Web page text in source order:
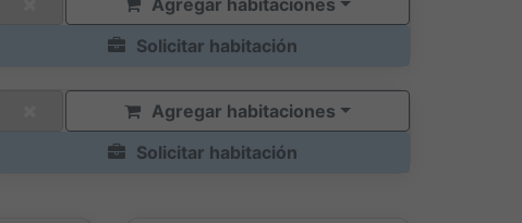
Agregar habitaciones
Solicitar habitación
Agregar habitaciones
Solicitar habitación